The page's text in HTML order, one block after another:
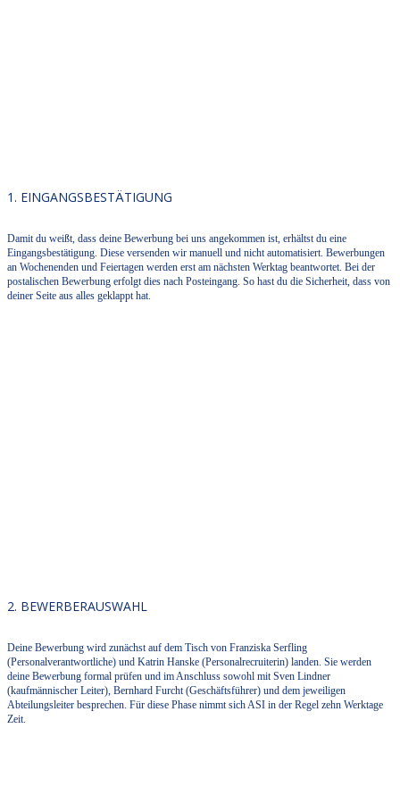
1. EINGANGSBESTÄTIGUNG
Damit du weißt, dass deine Bewerbung bei uns angekommen ist, erhältst du eine
Eingangsbestätigung. Diese versenden wir manuell und nicht automatisiert. Bewerbungen
an Wochenenden und Feiertagen werden erst am nächsten Werktag beantwortet. Bei der
postalischen Bewerbung erfolgt dies nach Posteingang. So hast du die Sicherheit, dass von
deiner Seite aus alles geklappt hat.
2. BEWERBERAUSWAHL
Deine Bewerbung wird zunächst auf dem Tisch von Franziska Serfling
(Personalverantwortliche) und Katrin Hanske (Personalrecruiterin) landen. Sie werden
deine Bewerbung formal prüfen und im Anschluss sowohl mit Sven Lindner
(kaufmännischer Leiter), Bernhard Furcht (Geschäftsführer) und dem jeweiligen
Abteilungsleiter besprechen. Für diese Phase nimmt sich ASI in der Regel zehn Werktage
Zeit.